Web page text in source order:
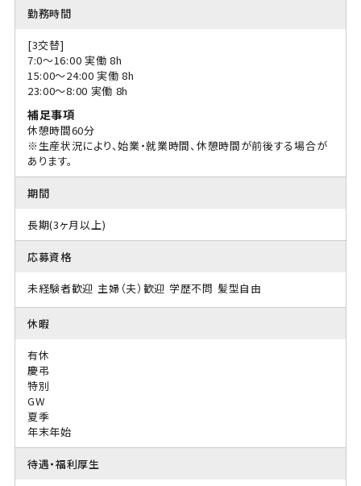
勤務時間
[3交替]
7:0〜16:00 実働 8h
15:00〜24:00 実働 8h
23:00〜8:00 実働 8h
補足事項
休憩時間60分
※生産状況により、始業・就業時間、休憩時間が前後する場合が
あります。
期間
長期(3ヶ月以上)
応募資格
未経験者歓迎 主婦（夫）歓迎 学歴不問 髪型自由
休暇
有休
慶弔
特別
GW
夏季
年末年始
待遇・福利厚生